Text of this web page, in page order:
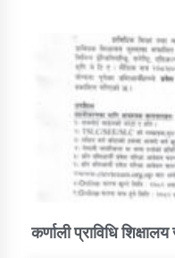
कर्णाली प्राविधि